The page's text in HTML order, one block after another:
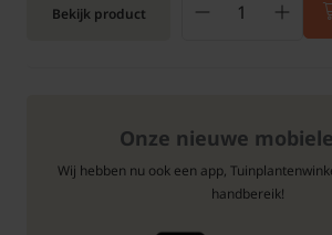
Bekijk product
Onze nieuwe
Wij hebben nu ook een app,
handbereik!